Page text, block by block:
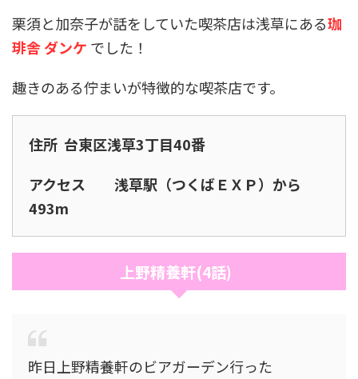
栗須と加奈子が話をしていた喫茶店は浅草にある珈
琲舎 ダンケ でした！
趣きのある佇まいが特徴的な喫茶店です。
住所 台東区浅草3丁目40番
アクセス 浅草駅（つくばＥＸＰ）から
493m
上野精養軒(4話)
昨日上野精養軒のビアガーデン行った